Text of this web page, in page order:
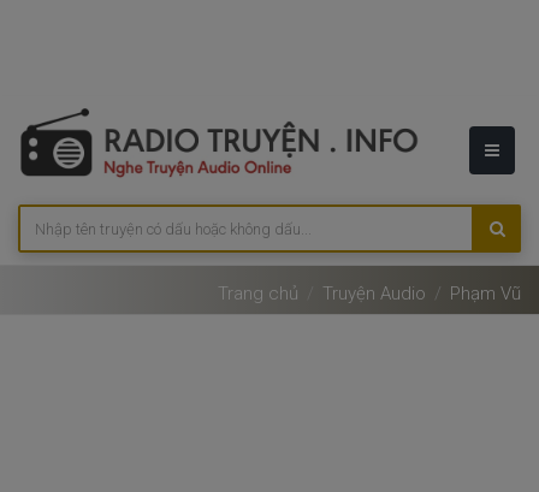
Trang chủ Truyện Audio Phạm Vũ